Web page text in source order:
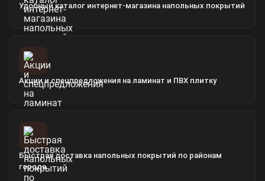
Удобный каталог интернет-магазина напольных покрытий
Акции и спецпредложения на ламинат и ПВХ плитку
Быстрая доставка напольных покрытий по районам
города